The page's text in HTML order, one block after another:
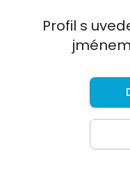
Profil s